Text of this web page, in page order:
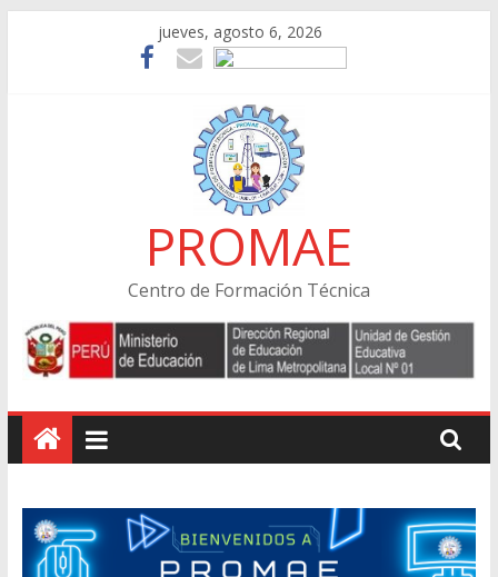
jueves, agosto 6, 2026
PROMAE
Centro de Formación Técnica